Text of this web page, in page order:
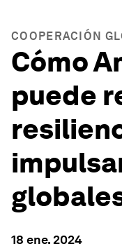
COOPERACIÓN
Cómo
puede
18 ene. 2024